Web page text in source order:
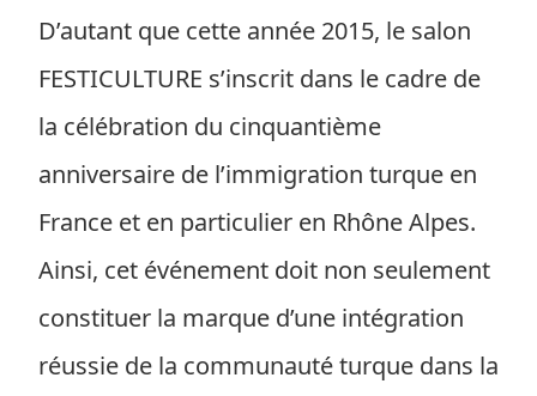
D’autant que cette année 2015, le salon
FESTICULTURE s’inscrit dans le cadre de
la célébration du cinquantième
anniversaire de l’immigration turque en
France et en particulier en Rhône Alpes.
Ainsi, cet événement doit non seulement
constituer la marque d’une intégration
réussie de la communauté turque dans la